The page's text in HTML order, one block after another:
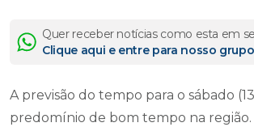
Quer receber notícias como esta em
Clique aqui e entre para nosso grupo
A previsão do tempo para o sábado
predomínio de bom tempo na região.